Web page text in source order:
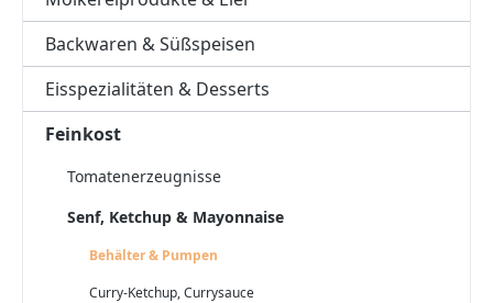
Backwaren & Süßspeisen
Eisspezialitäten & Desserts
Feinkost
Tomatenerzeugnisse
Senf, Ketchup & Mayonnaise
Behälter & Pumpen
Curry-Ketchup, Currysauce